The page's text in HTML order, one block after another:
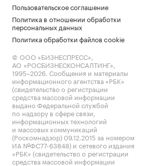
Пользовательское соглашение
Политика в отношении обработки
персональных данных
Политика обработки файлов cookie
© ООО «БИЗНЕСПРЕСС»,
АО «РОСБИЗНЕСКОНСАЛТИНГ»,
1995–2026. Сообщения и материалы
информационного агентства «РБК»
(свидетельство о регистрации
средства массовой информации
выдано Федеральной службой
по надзору в сфере связи,
информационных технологий
и массовых коммуникаций
(Роскомнадзор) 09.12.2015 за номером
ИА №ФС77-63848) и сетевого издания
«РБК» (свидетельство о регистрации
средства массовой информации